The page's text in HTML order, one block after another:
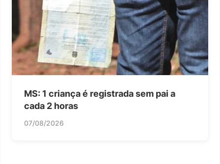
MS: 1 criança é registrada sem pai a
cada 2 horas
07/08/2026